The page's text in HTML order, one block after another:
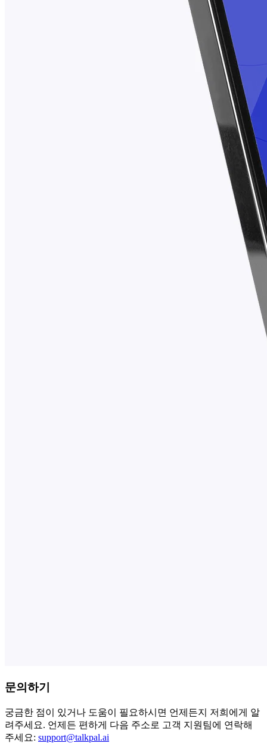
문의하기
궁금한 점이 있거나 도움이 필요하시면 언제든지 저희에게 알
려주세요. 언제든 편하게 다음 주소로 고객 지원팀에 연락해
주세요: support@talkpal.ai